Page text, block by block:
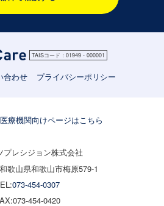
TAISコード：01949 - 000001
合わせ プライバシーポリシー
療機関向けページはこちら
プレシジョン株式会社
歌山県和歌山市梅原579-1
073-454-0307
454-0420